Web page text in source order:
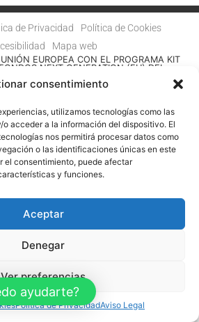
consentimiento
utilizamos tecnologías como las
acceder a la información del dispositivo. El
nos permitirá procesar datos como
o las identificaciones únicas en este
el consentimiento, puede afectar
y funciones.
Aceptar
Denegar
Ver preferencias
Política de PrivacidadAviso Legal
de Privacidad
Política de Cookies
Mapa web
EUROPEA CON EL PROGRAMA KIT
NEXT GENERATION (EU) DEL
– Todos los derechos reservados.
ayudarte?